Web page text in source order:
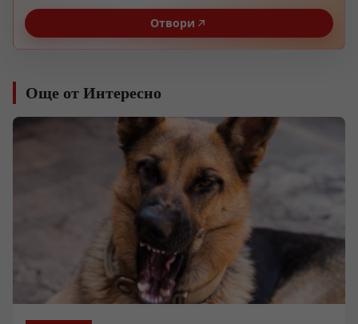
Отвори
Още от Интересно